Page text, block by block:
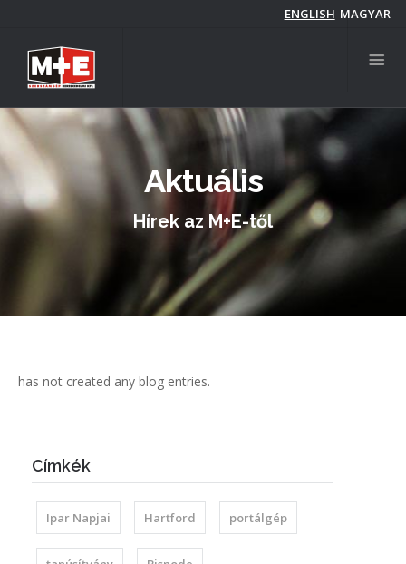
tartalomra
ENGLISH MAGYAR
Aktuális
Hírek az M+E-től
has not created any blog entries.
Címkék
Ipar Napjai Hartford portálgép